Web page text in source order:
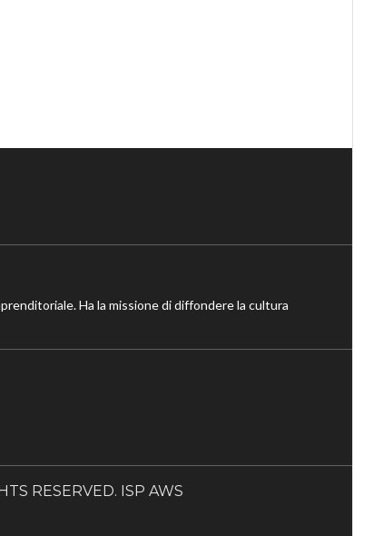
Ha la missione di diffondere la cultura
RESERVED. ISP AWS